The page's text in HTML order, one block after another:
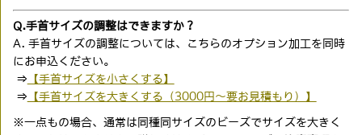
Q.手首サイズの調整はできますか？
A. 手首サイズの調整については、こちらのオプション加工を同時
にお申込ください。
⇒ 【手首サイズを小さくする】
⇒ 【手首サイズを大きくする（3000円〜要お見積もり）】
※一点もの場合、通常は同種同サイズのビーズでサイズを大きく